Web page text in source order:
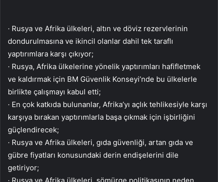
· Rusya ve Afrika ülkeleri, altın ve döviz rezervlerinin
dondurulmasına ve ikincil olanlar dahil tek taraflı
yaptırımlara karşı çıkıyor;
· Rusya, Afrika ülkelerine yönelik yaptırımları hafifletmek
ve kaldırmak için BM Güvenlik Konseyi’nde bu ülkelerle
birlikte çalışmayı kabul etti;
· En çok katkıda bulunanlar, Afrika’yı açlık tehlikesiyle karşı
karşıya bırakan yaptırımlarla başa çıkmak için işbirliğini
güçlendirecek;
· Rusya ve Afrika ülkeleri, gıda güvenliği, artan gıda ve
gübre fiyatları konusundaki derin endişelerini dile
getiriyor;
· Rusya ve Afrika ülkeleri, sömürge politikasının neden